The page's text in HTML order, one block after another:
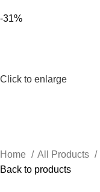
-31%
Click to enlarge
Home All Products
Back to products